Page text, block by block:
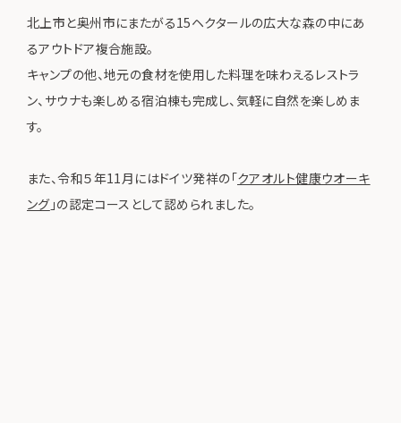
北上市と奥州市にまたがる15ヘクタールの広大な森の中にあ
るアウトドア複合施設。
キャンプの他、地元の食材を使用した料理を味わえるレストラ
ン、サウナも楽しめる宿泊棟も完成し、気軽に自然を楽しめま
す。
また、令和５年11月にはドイツ発祥の「クアオルト健康ウオーキ
ング」の認定コースとして認められました。